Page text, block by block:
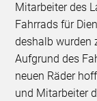
Mitarbeiter des
Fahrrads für
deshalb wurden
Aufgrund des
neuen Räder
und Mitarbeiter